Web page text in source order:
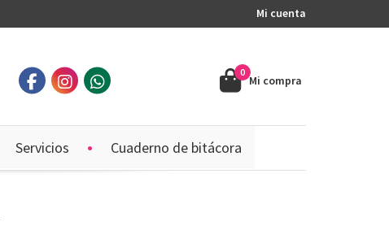
Mi cuenta
Mi compra
0
Servicios Cuaderno de bitácora